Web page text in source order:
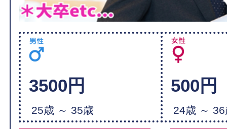
3500円
25歳 ～ 35歳
500円
24歳 ～